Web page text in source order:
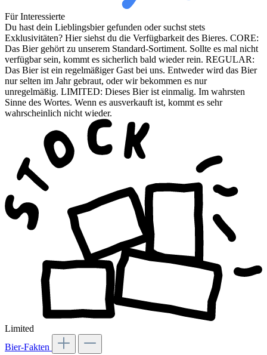
Für Interessierte
Du hast dein Lieblingsbier gefunden oder suchst stets
Exklusivitäten? Hier siehst du die Verfügbarkeit des Bieres. CORE:
Das Bier gehört zu unserem Standard-Sortiment. Sollte es mal nicht
verfügbar sein, kommt es sicherlich bald wieder rein. REGULAR:
Das Bier ist ein regelmäßiger Gast bei uns. Entweder wird das Bier
nur selten im Jahr gebraut, oder wir bekommen es nur
unregelmäßig. LIMITED: Dieses Bier ist einmalig. Im wahrsten
Sinne des Wortes. Wenn es ausverkauft ist, kommt es sehr
wahrscheinlich nicht wieder.
Limited
Bier-Fakten